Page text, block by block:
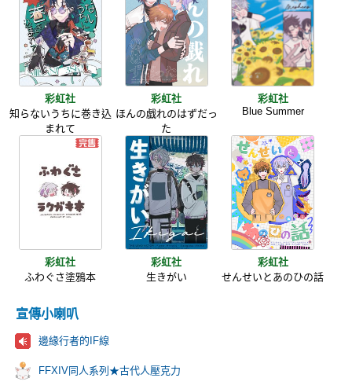
彩虹社
知らないうちに巻き込
まれて
彩虹社
ほんの戯れのはずだっ
た
彩虹社
Blue Summer
彩虹社
ふわぐさ塗鴉本
彩虹社
生きがい
彩虹社
せんせいとあのひの話
宣傳小喇叭
邊緣行者的IF線
FFXIV同人系列★古代人壓克力